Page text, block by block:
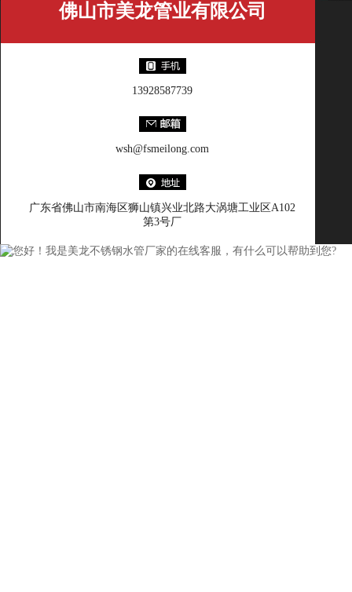
佛山市美龙管业有限公司
13928587739
wsh@fsmeilong.com
广东省佛山市南海区狮山镇兴业北路大涡塘工业区A102
第3号厂